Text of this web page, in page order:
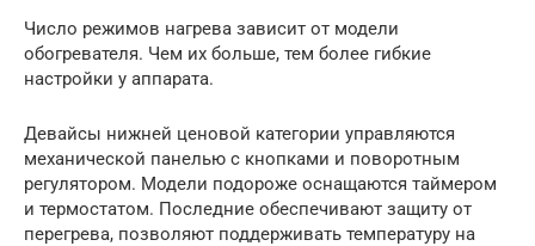
Число режимов нагрева зависит от модели
обогревателя. Чем их больше, тем более гибкие
настройки у аппарата.
Девайсы нижней ценовой категории управляются
механической панелью с кнопками и поворотным
регулятором. Модели подороже оснащаются таймером
и термостатом. Последние обеспечивают защиту от
перегрева, позволяют поддерживать температуру на